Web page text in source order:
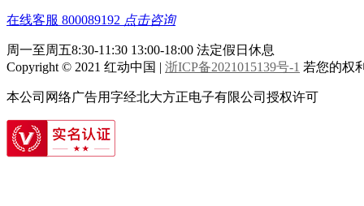
在线客服 800089192 点击咨询
周一至周五8:30-11:30 13:00-18:00 法定假日休息
Copyright © 2021 红动中国 | 浙ICP备2021015139号-1 若您的权
本公司网络广告用字经北大方正电子有限公司授权许可